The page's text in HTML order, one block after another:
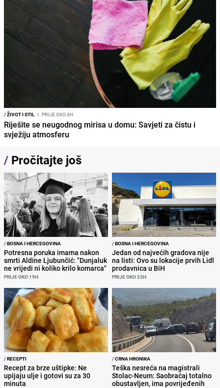
/ŽIVOT I STIL I PRIJE OKO 4H
Riješite se neugodnog mirisa u domu: Savjeti za čistu i
svježiju atmosferu
/ Pročitajte još
/BOSNA I HERCEGOVINA
Potresna poruka imama nakon
smrti Aldine Ljubunčić: "Dunjaluk
ne vrijedi ni koliko krilo komarca"
PRIJE OKO 19H
/BOSNA I HERCEGOVINA
Jedan od najvećih gradova nije
na listi: Ovo su lokacije prvih Lidl
prodavnica u BiH
PRIJE OKO 23H
/RECEPTI
Recept za brze uštipke: Ne
upijaju ulje i gotovi su za 30
minuta
/CRNA HRONIKA
Teška nesreća na magistrali
Stolac-Neum: Saobraćaj totalno
obustavljen, ima povrijeđenih